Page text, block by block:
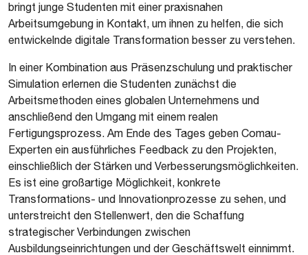
bringt junge Studenten mit einer praxisnahen
Arbeitsumgebung in Kontakt, um ihnen zu helfen, die sich
entwickelnde digitale Transformation besser zu verstehen.
In einer Kombination aus Präsenzschulung und praktischer
Simulation erlernen die Studenten zunächst die
Arbeitsmethoden eines globalen Unternehmens und
anschließend den Umgang mit einem realen
Fertigungsprozess. Am Ende des Tages geben Comau-
Experten ein ausführliches Feedback zu den Projekten,
einschließlich der Stärken und Verbesserungsmöglichkeiten.
Es ist eine großartige Möglichkeit, konkrete
Transformations- und Innovationprozesse zu sehen, und
unterstreicht den Stellenwert, den die Schaffung
strategischer Verbindungen zwischen
Ausbildungseinrichtungen und der Geschäftswelt einnimmt.